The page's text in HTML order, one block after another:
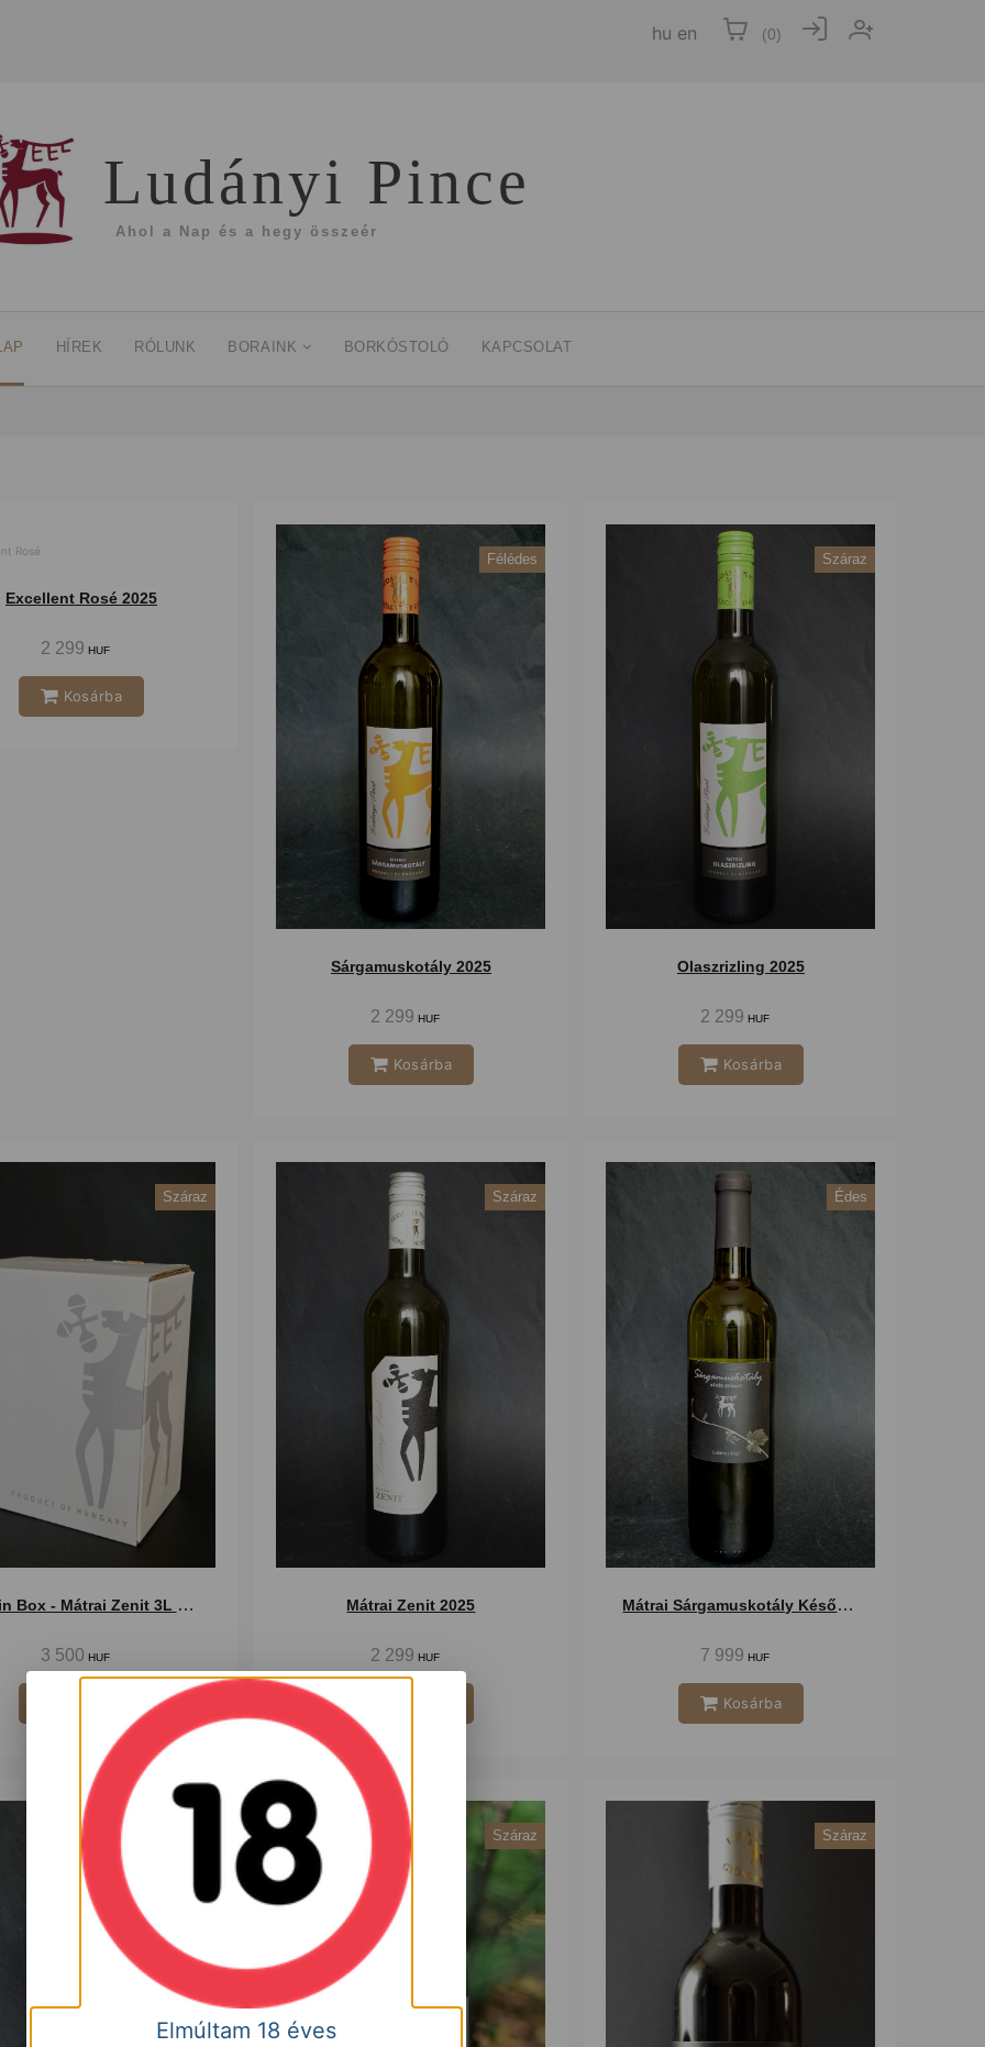
hu en (0)
Ludányi Pince
Ahol a Nap és a hegy összeér
HÍREK RÓLUNK BORAINK BORKÓSTOLÓ KAPCSOLAT
Excellent Rosé 2025
2 299 HUF
Kosárba
Félédes
Sárgamuskotály 2025
2 299 HUF
Kosárba
Száraz
Olaszrizling 2025
2 299 HUF
Kosárba
Száraz
Bag in Box - Mátrai Zenit 3L 2025
3 500 HUF
Száraz
Mátrai Zenit 2025
2 299 HUF
Édes
Mátrai Sárgamuskotály Késői szüret 2011
7 999 HUF
Kosárba
Száraz Száraz
Elmúltam 18 éves